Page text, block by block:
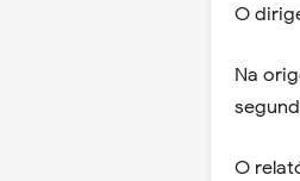
O
Na
O